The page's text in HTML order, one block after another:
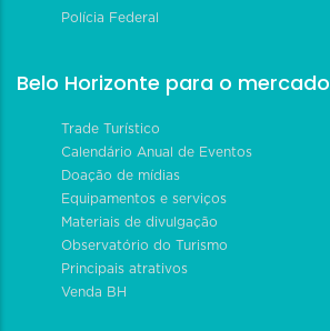
Polícia Federal
Belo Horizonte para o mercado
Trade Turístico
Calendário Anual de Eventos
Doação de mídias
Equipamentos e serviços
Materiais de divulgação
Observatório do Turismo
Principais atrativos
Venda BH